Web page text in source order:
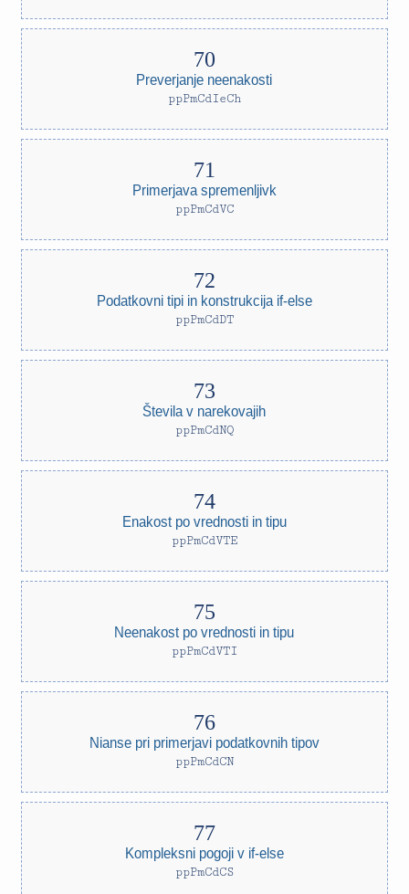
Preverjanje neenakosti
ppPmCdIeCh
Primerjava spremenljivk
ppPmCdVC
Podatkovni tipi in konstrukcija if-else
ppPmCdDT
Števila v narekovajih
ppPmCdNQ
Enakost po vrednosti in tipu
ppPmCdVTE
Neenakost po vrednosti in tipu
ppPmCdVTI
Nianse pri primerjavi podatkovnih tipov
ppPmCdCN
Kompleksni pogoji v if-else
ppPmCdCS